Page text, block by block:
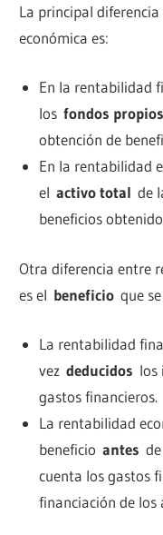
La principal
económica es:
En la rentabilidad
los fondos propios
obtención de
En la rentabilidad
el activo total de
beneficios
Otra diferencia entre
es el beneficioque
La rentabilidad
vez deducidos los
gastos financieros.
La rentabilidad
beneficio antes
cuenta los gastos
financiación de los